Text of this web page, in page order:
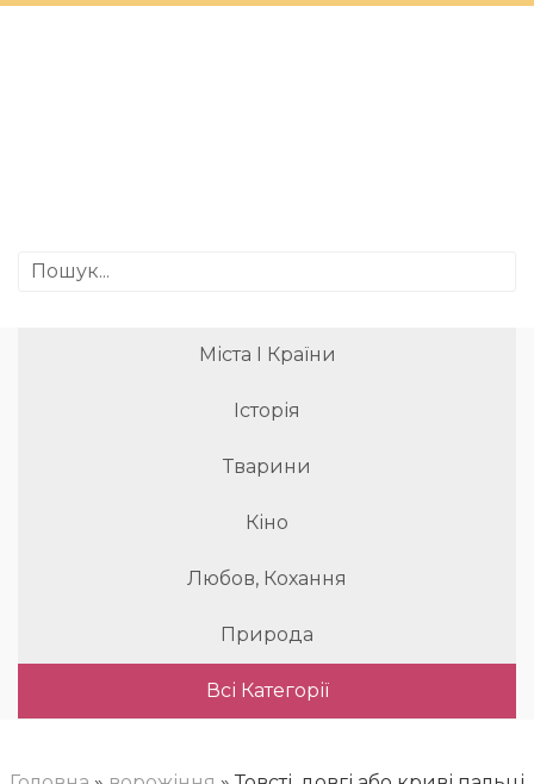
Міста І Країни
Історія
Тварини
Кіно
Любов, Кохання
Природа
Всі Категорії